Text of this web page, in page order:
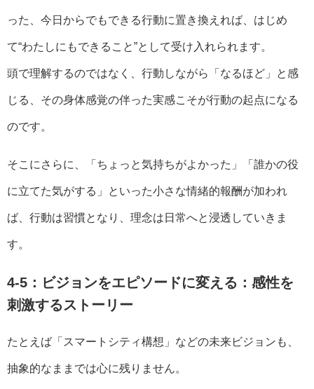
った、今日からでもできる行動に置き換えれば、はじめ
て“わたしにもできること”として受け入れられます。
頭で理解するのではなく、行動しながら「なるほど」と感
じる、その身体感覚の伴った実感こそが行動の起点になる
のです。
そこにさらに、「ちょっと気持ちがよかった」「誰かの役
に立てた気がする」といった小さな情緒的報酬が加われ
ば、行動は習慣となり、理念は日常へと浸透していきま
す。
4-5：ビジョンをエピソードに変える：感性を
刺激するストーリー
たとえば「スマートシティ構想」などの未来ビジョンも、
抽象的なままでは心に残りません。